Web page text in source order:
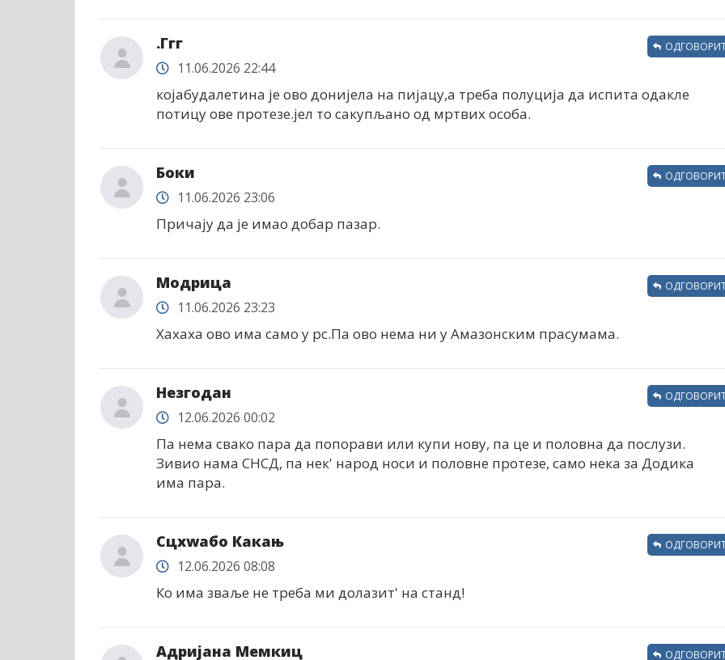
.Ггг
11.06.2026 22:44
којабудалетина је ово донијела на пијацу,а треба полуција да испита одакле
потицу ове протезе.јел то сакупљано од мртвих особа.
Боки
11.06.2026 23:06
Причају да је имао добар пазар.
Модрица
11.06.2026 23:23
Хахаха ово има само у рс.Па ово нема ни у Амазонским прасумама.
Незгодан
12.06.2026 00:02
Па нема свако пара да попорави или купи нову, па це и половна да послузи.
Зивио нама СНСД, па нек' народ носи и половне протезе, само нека за Додика
има пара.
Сцхwабо Какањ
12.06.2026 08:08
Ко има зваље не треба ми долазит' на станд!
Адријана Мемкиц